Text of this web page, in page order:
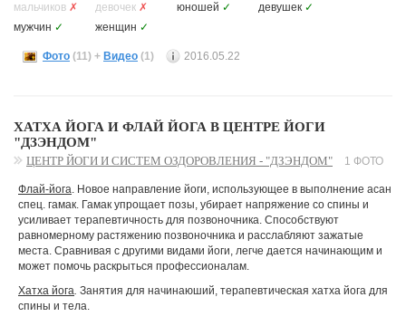
мальчиков ✗ девочек ✗ юношей ✓ девушек ✓
мужчин ✓ женщин ✓
Фото (11) + Видео (1) 2016.05.22
ХАТХА ЙОГА И ФЛАЙ ЙОГА В ЦЕНТРЕ ЙОГИ
"ДЗЭНДОМ"
ЦЕНТР ЙОГИ И СИСТЕМ ОЗДОРОВЛЕНИЯ - "ДЗЭНДОМ" 1 ФОТО
Флай-йога. Новое направление йоги, использующее в выполнение асан
спец. гамак. Гамак упрощает позы, убирает напряжение со спины и
усиливает терапевтичность для позвоночника. Способствуют
равномерному растяжению позвоночника и расслабляют зажатые
места. Сравнивая с другими видами йоги, легче дается начинающим и
может помочь раскрыться профессионалам.
Хатха йога. Занятия для начинаюший, терапевтическая хатха йога для
спины и тела.